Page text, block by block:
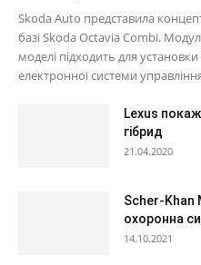
Skoda Auto представила
базі Skoda Octavia Combi.
моделі підходить для
електронної системи
Lexus
гібрид
21.04.2020
Scher-Khan
охоронна
14.10.2021